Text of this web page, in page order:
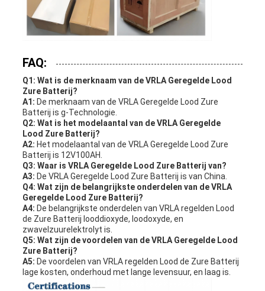
FAQ:
Q1: Wat is de merknaam van de VRLA Geregelde Lood
Zure Batterij?
A1: De merknaam van de VRLA Geregelde Lood Zure
Batterij is g-Technologie.
Q2: Wat is het modelaantal van de VRLA Geregelde
Lood Zure Batterij?
A2: Het modelaantal van de VRLA Geregelde Lood Zure
Batterij is 12V100AH.
Q3: Waar is VRLA Geregelde Lood Zure Batterij van?
A3: De VRLA Geregelde Lood Zure Batterij is van China.
Q4: Wat zijn de belangrijkste onderdelen van de VRLA
Geregelde Lood Zure Batterij?
A4: De belangrijkste onderdelen van VRLA regelden Lood
de Zure Batterij looddioxyde, loodoxyde, en
zwavelzuurelektrolyt is.
Q5: Wat zijn de voordelen van de VRLA Geregelde Lood
Zure Batterij?
A5: De voordelen van VRLA regelden Lood de Zure Batterij
lage kosten, onderhoud met lange levensuur, en laag is.